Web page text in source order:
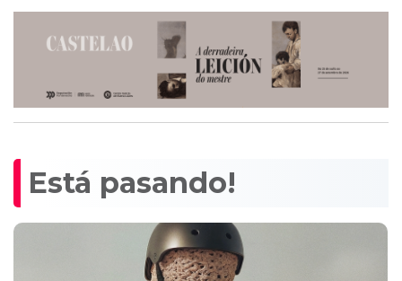
Está pasando!